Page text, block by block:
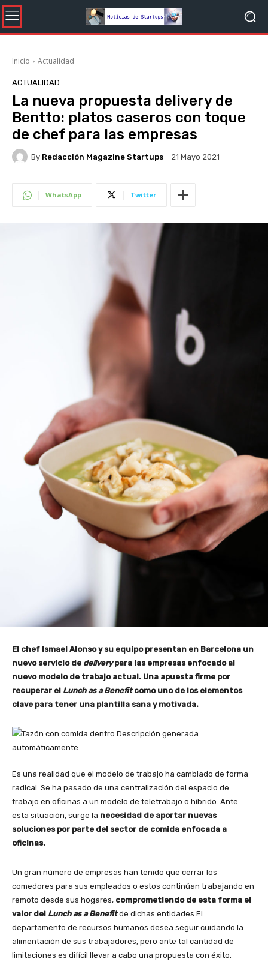
Inicio Actualidad
ACTUALIDAD
La nueva propuesta delivery de
Bentto: platos caseros con toque
de chef para las empresas
By Redacción Magazine Startups 21 Mayo 2021
WhatsApp Twitter
El chef Ismael Alonso y su equipo presentan en Barcelona un
nuevo servicio de deliverypara las empresas enfocado al
nuevo modelo de trabajo actual. Una apuesta firme por
recuperar el Lunch as a Benefitcomo uno de los elementos
clave para tener una plantilla sana y motivada.
Es una realidad que el modelo de trabajo ha cambiado de forma
radical. Se ha pasado de una centralización del espacio de
trabajo en oficinas a un modelo de teletrabajo o híbrido. Ante
esta situación, surge la necesidad de aportar nuevas
soluciones por parte del sector de comida enfocada a
oficinas.
Un gran número de empresas han tenido que cerrar los
comedores para sus empleados o estos continúan trabajando en
remoto desde sus hogares, comprometiendo de esta forma el
valor del Lunch as a Benefitde dichas entidades.El
departamento de recursos humanos desea seguir cuidando la
alimentación de sus trabajadores, pero ante tal cantidad de
limitaciones es difícil llevar a cabo una propuesta con éxito.